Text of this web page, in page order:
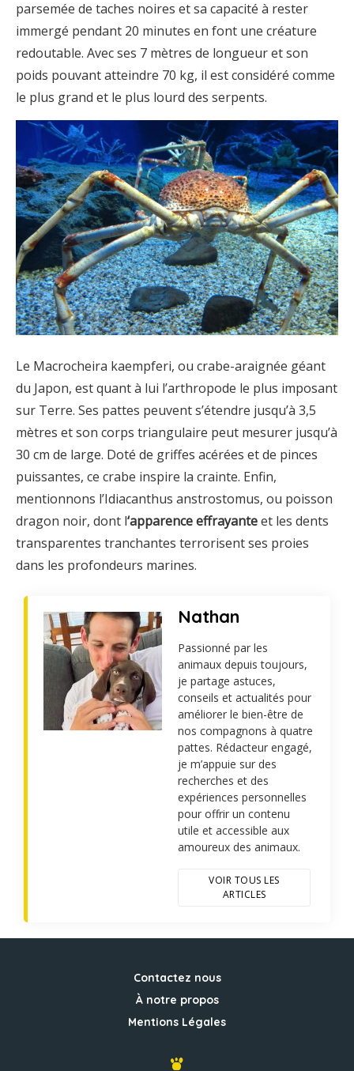
parsemée de taches noires et sa capacité à rester
immergé pendant 20 minutes en font une créature
redoutable. Avec ses 7 mètres de longueur et son
poids pouvant atteindre 70 kg, il est considéré comme
le plus grand et le plus lourd des serpents.
Le Macrocheira kaempferi, ou crabe-araignée géant
du Japon, est quant à lui l’arthropode le plus imposant
sur Terre. Ses pattes peuvent s’étendre jusqu’à 3,5
mètres et son corps triangulaire peut mesurer jusqu’à
30 cm de large. Doté de griffes acérées et de pinces
puissantes, ce crabe inspire la crainte. Enfin,
mentionnons l’Idiacanthus anstrostomus, ou poisson
dragon noir, dont l‘apparence effrayanteet les dents
transparentes tranchantes terrorisent ses proies
dans les profondeurs marines.
Nathan
Passionné par les
animaux depuis toujours,
je partage astuces,
conseils et actualités pour
améliorer le bien-être de
nos compagnons à quatre
pattes. Rédacteur engagé,
je m’appuie sur des
recherches et des
expériences personnelles
pour offrir un contenu
utile et accessible aux
amoureux des animaux.
VOIR TOUS LES
ARTICLES
Contactez nous
À notre propos
Mentions Légales